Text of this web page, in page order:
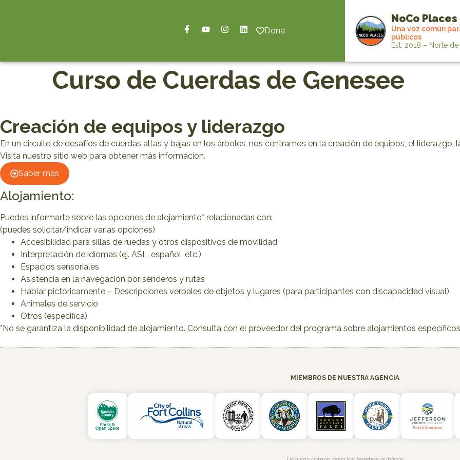
Dona
NoCo Places
Una voz común
públicos
Est. 2018 – Norte
Curso de Cuerdas de Genesee
Creación de equipos y liderazgo
En un circuito de desafíos de cuerdas altas y bajas en los árboles, nos centramos en la creación de equipos, el
Visita nuestro sitio web para obtener más información.
Saber más
Alojamiento:
Puedes informarte sobre las opciones de alojamiento* relacionadas con:
(puedes solicitar/indicar varias opciones)
Accesibilidad para sillas de ruedas y otros dispositivos de movilidad
Interpretación de idiomas (ej. ASL, español, etc.)
Espacios sensoriales
Asistencia en la navegación por senderos y rutas
Hablar pictóricamente – Descripciones verbales de objetos y lugares (para participantes con discapacidad visual)
Animales de servicio
Otros (especifica)
*No se garantiza la disponibilidad de alojamiento. Consulta con el proveedor del programa sobre alojamientos
MIEMBROS DE NUESTRA AGENCIA